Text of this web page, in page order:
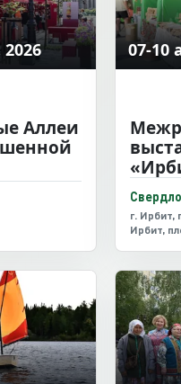
Аллеи
07-10
г. Ирбит,
Ирбит,